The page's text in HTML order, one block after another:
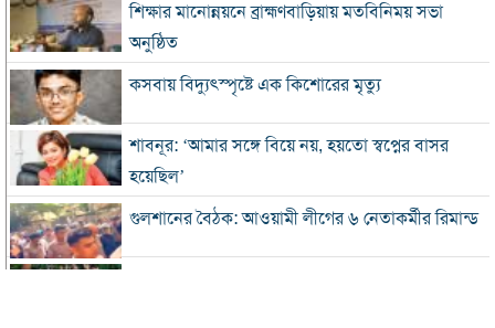
শিক্ষার মানোন্নয়নে ব্রাহ্মণবাড়িয়ায় মতবিনিময় সভা
অনুষ্ঠিত
কসবায় বিদ্যুৎস্পৃষ্টে এক কিশোরের মৃত্যু
শাবনূর: ‘আমার সঙ্গে বিয়ে নয়, হয়তো স্বপ্নের বাসর
হয়েছিল’
গুলশানের বৈঠক: আওয়ামী লীগের ৬ নেতাকর্মীর রিমান্ড